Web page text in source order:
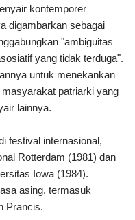
kontemporer
digambarkan sebagai
"ambiguitas
yang tidak terduga".
untuk menekankan
patriarki yang
lainnya.
festival internasional,
Rotterdam (1981) dan
Iowa (1984).
asing, termasuk
Prancis.